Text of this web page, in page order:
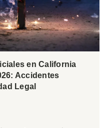
en California
Accidentes
Legal